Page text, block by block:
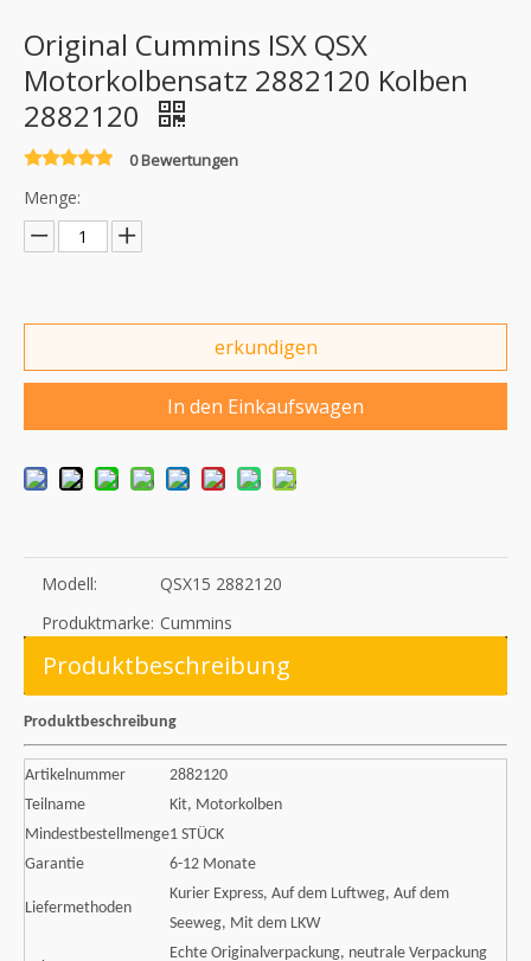
Original Cummins ISX QSX
Motorkolbensatz 2882120 Kolben
2882120
0 Bewertungen
Menge:
erkundigen
In den Einkaufswagen
Modell:
QSX15 2882120
Produktmarke: Cummins
Produktbeschreibung
Produktbeschreibung
Artikelnummer
2882120
Teilname
Kit, Motorkolben
Mindestbestellmenge1 STÜCK
Garantie
6-12 Monate
Liefermethoden
Kurier Express, Auf dem Luftweg, Auf dem
Seeweg, Mit dem LKW
Echte Originalverpackung, neutrale Verpackung